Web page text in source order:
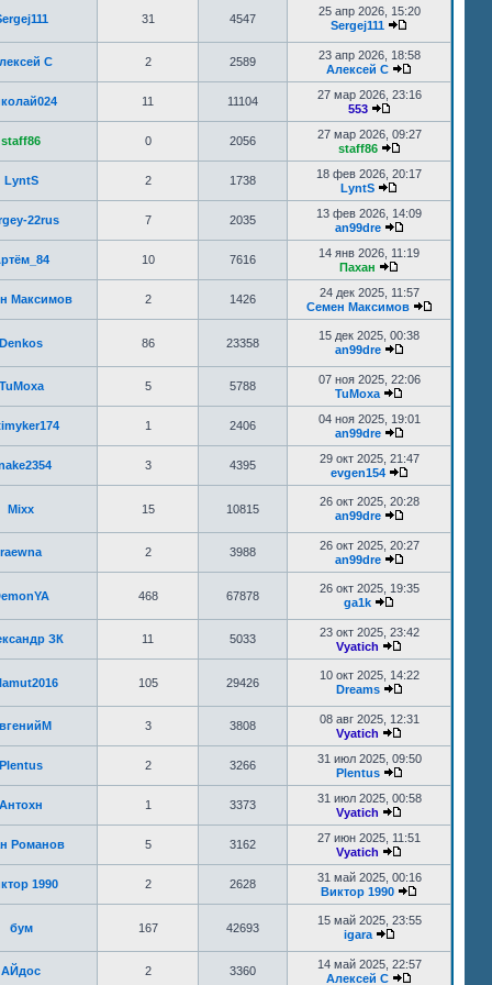
31 4547
25 апр 2026, 15:20
Sergej111
C 2 2589
23 апр 2026, 18:58
Алексей C
11 11104
27 мар 2026, 23:16
553
staff86 0 2056
27 мар 2026, 09:27
staff86
LyntS 2 1738
18 фев 2026, 20:17
LyntS
22rus 7 2035
13 фев 2026, 14:09
an99dre
10 7616
14 янв 2026, 11:19
Пахан
Максимов 2 1426
24 дек 2025, 11:57
Семен Максимов
Denkos 86 23358
15 дек 2025, 00:38
an99dre
TuMoxa 5 5788
07 ноя 2025, 22:06
TuMoxa
1 2406
04 ноя 2025, 19:01
an99dre
3 4395
29 окт 2025, 21:47
evgen154
Mixx 15 10815
26 окт 2025, 20:28
an99dre
raewna 2 3988
26 окт 2025, 20:27
an99dre
468 67878
26 окт 2025, 19:35
ga1k
ЗК 11 5033
23 окт 2025, 23:42
Vyatich
105 29426
10 окт 2025, 14:22
Dreams
3 3808
08 авг 2025, 12:31
Vyatich
Plentus 2 3266
31 июл 2025, 09:50
Plentus
Антохн 1 3373
31 июл 2025, 00:58
Vyatich
Романов 5 3162
27 июн 2025, 11:51
Vyatich
1990 2 2628
31 май 2025, 00:16
Виктор 1990
бум 167 42693
15 май 2025, 23:55
igara
АЙдос 2 3360
14 май 2025, 22:57
Алексей C